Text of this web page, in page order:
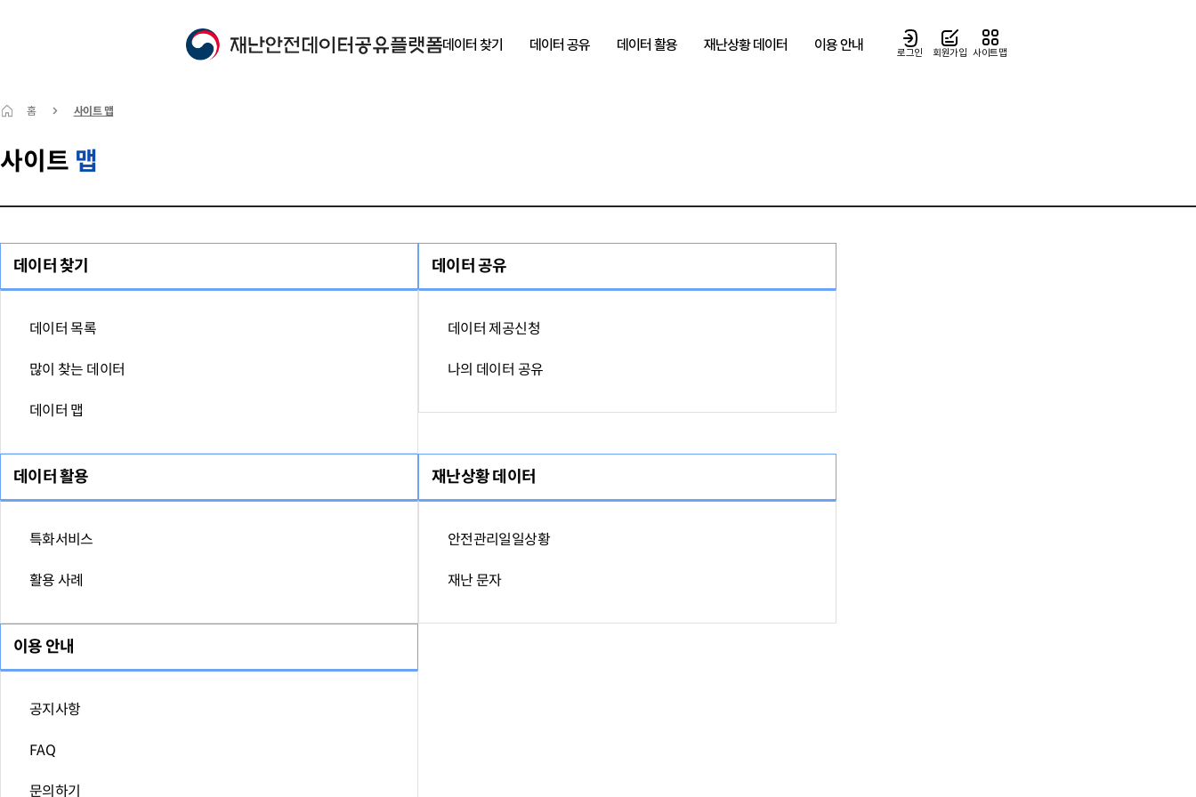
데이터 찾기 데이터 공유 데이터 활용 재난상황 데이터 이용 안내 로그인 회원가입 사이트맵
홈 사이트 맵
사이트 맵
데이터 찾기
데이터 목록
많이 찾는 데이터
데이터 맵
데이터 공유
데이터 제공신청
나의 데이터 공유
데이터 활용
특화서비스
활용 사례
재난상황 데이터
안전관리일일상황
재난 문자
이용 안내
공지사항
FAQ
문의하기